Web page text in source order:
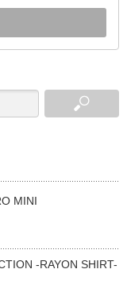
MINI
-RAYON SHIRT-